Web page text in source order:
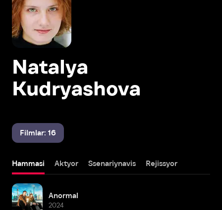
Natalya
Kudryashova
Filmlar: 16
Hammasi Aktyor Ssenariynavis Rejissyor
Anormal
2024